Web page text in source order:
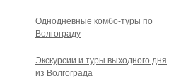
Однодневные комбо-туры по
Волгограду
Экскурсии и туры выходного дня
из Волгограда